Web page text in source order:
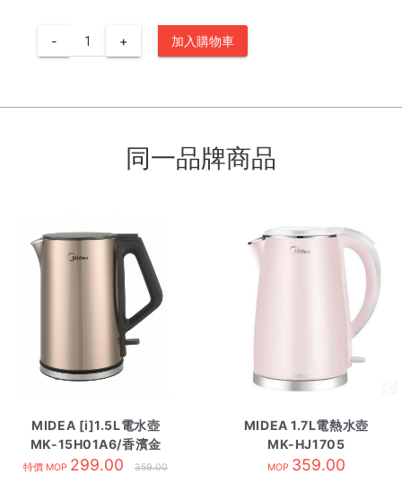
- + 加入購物車
同一品牌商品
MIDEA [i]1.5L電水壺
MK-15H01A6/香濱金
特價 MOP 299.00 359.00
MIDEA 1.7L電熱水壺
MK-HJ1705
MOP 359.00